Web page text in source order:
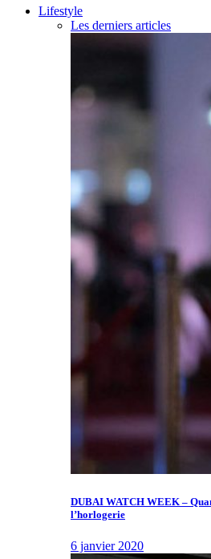
Lifestyle
Les derniers articles
DUBAI WATCH WEEK –
l’horlogerie
6 janvier 2020